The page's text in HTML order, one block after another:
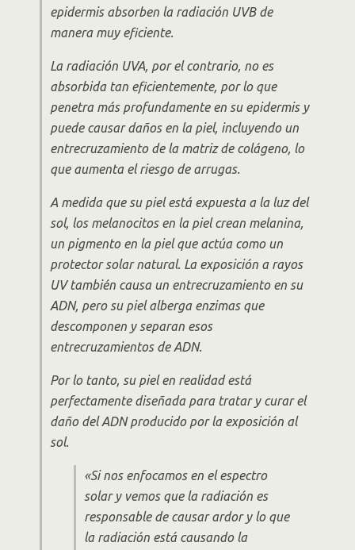
epidermis absorben la radiación UVB de
manera muy eficiente.
La radiación UVA, por el contrario, no es
absorbida tan eficientemente, por lo que
penetra más profundamente en su epidermis y
puede causar daños en la piel, incluyendo un
entrecruzamiento de la matriz de colágeno, lo
que aumenta el riesgo de arrugas.
A medida que su piel está expuesta a la luz del
sol, los melanocitos en la piel crean melanina,
un pigmento en la piel que actúa como un
protector solar natural. La exposición a rayos
UV también causa un entrecruzamiento en su
ADN, pero su piel alberga enzimas que
descomponen y separan esos
entrecruzamientos de ADN.
Por lo tanto, su piel en realidad está
perfectamente diseñada para tratar y curar el
daño del ADN producido por la exposición al
sol.
«Si nos enfocamos en el espectro
solar y vemos que la radiación es
responsable de causar ardor y lo que
la radiación está causando la